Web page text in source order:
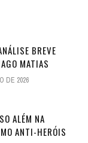
BREVE
MATIAS
DE 2026
ALÉM NA
ANTI-HERÓIS